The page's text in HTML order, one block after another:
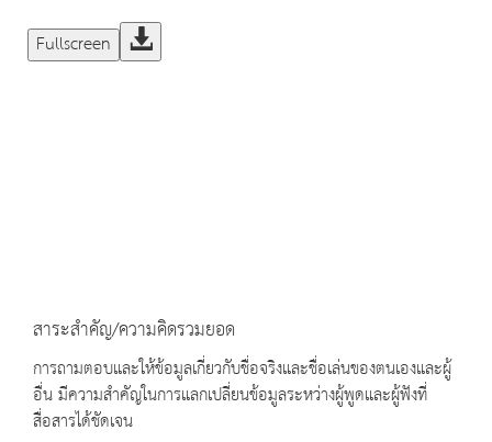
Fullscreen
สาระสำคัญ/ความคิดรวมยอด
การถามตอบและให้ข้อมูลเกี่ยวกับชื่อจริงและชื่อเล่นของตนเองและผู้
อื่น มีความสำคัญในการแลกเปลี่ยนข้อมูลระหว่างผู้พูดและผู้ฟังที่
สื่อสารได้ชัดเจน